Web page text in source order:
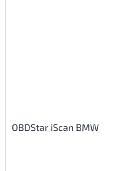
OBDStar iScan BMW